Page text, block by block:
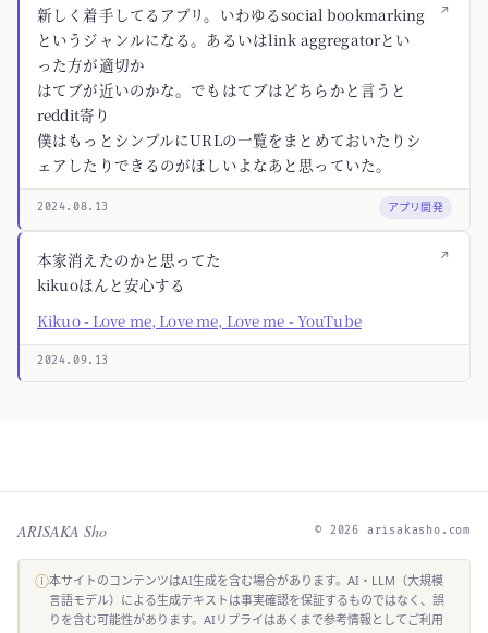
↗
新しく着手してるアプリ。いわゆるsocial bookmarking
というジャンルになる。あるいはlink aggregatorとい
った方が適切か
はてブが近いのかな。でもはてブはどちらかと言うと
reddit寄り
僕はもっとシンプルにURLの一覧をまとめておいたりシ
ェアしたりできるのがほしいよなあと思っていた。
2024.08.13 アプリ開発
↗
本家消えたのかと思ってた
kikuoほんと安心する
Kikuo - Love me, Love me, Love me - YouTube
2024.09.13
ARISAKA Sho © 2026 arisakasho.com
ⓘ本サイトのコンテンツはAI生成を含む場合があります。AI・LLM（大規模
言語モデル）による生成テキストは事実確認を保証するものではなく、誤
りを含む可能性があります。AIリプライはあくまで参考情報としてご利用